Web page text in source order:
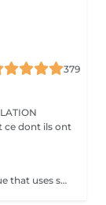
379
ce dont ils ont
Cupping therapy is an ancient healing technique that uses special cups to create gentle suction on the skin. This suction promotes blood flow, relieves muscle tension, reduces inflammation, and supports deep relaxation. The treatment can help release toxins, improve circulation, and ease chronic pain or stiffness. *Please note that cupping therapy could just be added to a massage service with includes back massage.